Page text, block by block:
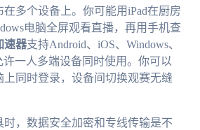
多个设备上。你可能用iPad在厨房
电脑全屏观看直播，再用手机查
速器支持Android、iOS、Windows、
许一人多端设备同时使用。你可以
同时登录，设备间切换观赛无缝
，数据安全加密和专线传输是不